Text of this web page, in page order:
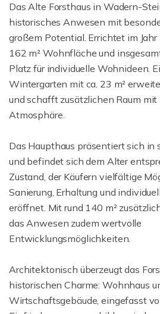
Das Alte Forsthaus in Wadern-
historisches Anwesen mit
großem Potential. Errichtet im
162 m² Wohnfläche und
Platz für individuelle Wohnideen.
Wintergarten mit ca. 23 m²
und schafft zusätzlichen Raum mit
Atmosphäre.
Das Haupthaus präsentiert sich in
und befindet sich dem Alter
Zustand, der Käufern vielfältige
Sanierung, Erhaltung und
eröffnet. Mit rund 140 m²
das Anwesen zudem wertvolle
Entwicklungsmöglichkeiten.
Architektonisch überzeugt das
historischen Charme: Wohnhaus
Wirtschaftsgebäude, eingefasst